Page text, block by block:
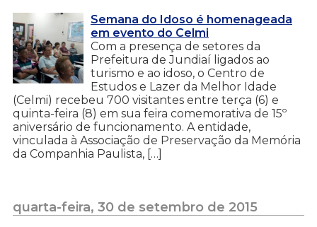
Semana do Idoso é homenageada
em evento do Celmi
Com a presença de setores da
Prefeitura de Jundiaí ligados ao
turismo e ao idoso, o Centro de
Estudos e Lazer da Melhor Idade
(Celmi) recebeu 700 visitantes entre terça (6) e
quinta-feira (8) em sua feira comemorativa de 15º
aniversário de funcionamento. A entidade,
vinculada à Associação de Preservação da Memória
da Companhia Paulista, […]
quarta-feira, 30 de setembro de 2015